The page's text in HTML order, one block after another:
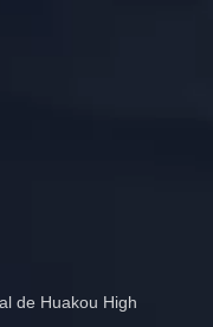
de Huakou High